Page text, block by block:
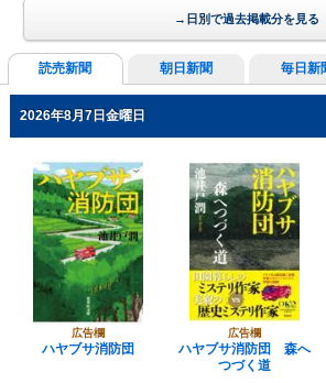
→日別で過去掲載分を見る
読売新聞 朝日新聞 毎日新
2026年8月7日金曜日
広告欄
ハヤブサ消防団
広告欄
ハヤブサ消防団 森へ
つづく道